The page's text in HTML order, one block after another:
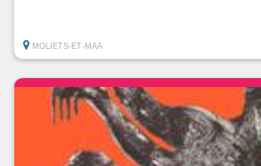
MOLIETS-ET-MAA